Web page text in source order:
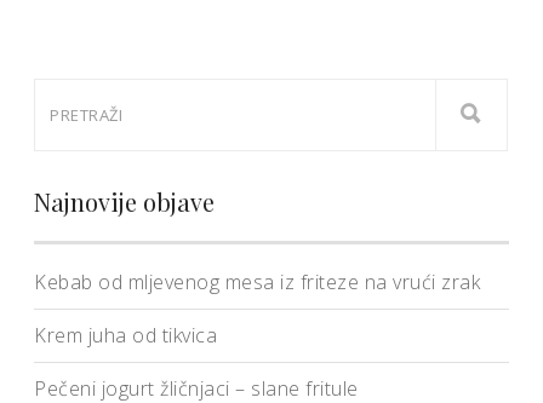
Najnovije objave
Kebab od mljevenog mesa iz friteze na vrući zrak
Krem juha od tikvica
Pečeni jogurt žličnjaci – slane fritule